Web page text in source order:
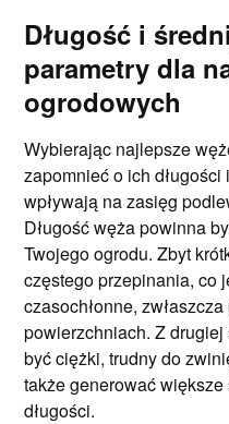
Długość i
parametry dla
ogrodowych
Wybierając najlepsze
zapomnieć o ich
wpływają na zasięg
Długość węża powinna
Twojego ogrodu. Zbyt
częstego przepinania, co
czasochłonne,
powierzchniach. Z drugiej
być ciężki, trudny do
także generować
długości.